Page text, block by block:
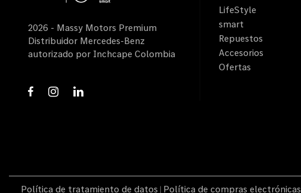
2026 - Massy Motors Premium
Distribuidor Mercedes-Benz
autorizado por Inchcape Colombia
LifeStyle
smart
Repuestos
Accesorios
Ofertas
Política de tratamiento de datos | Política de compras electrónicas